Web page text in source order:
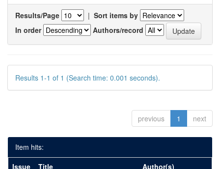
Results/Page | Sort items by
In order
Authors/record
Results 1-1 of 1 (Search time: 0.001 seconds).
previous 1 next
Item hits:
Issue
Title Author(s)